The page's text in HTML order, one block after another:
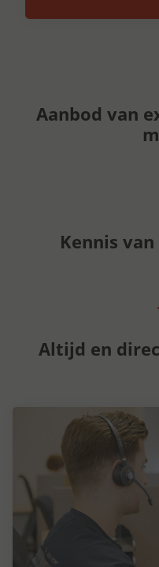
Aanbod van
Kennis
Altijd en